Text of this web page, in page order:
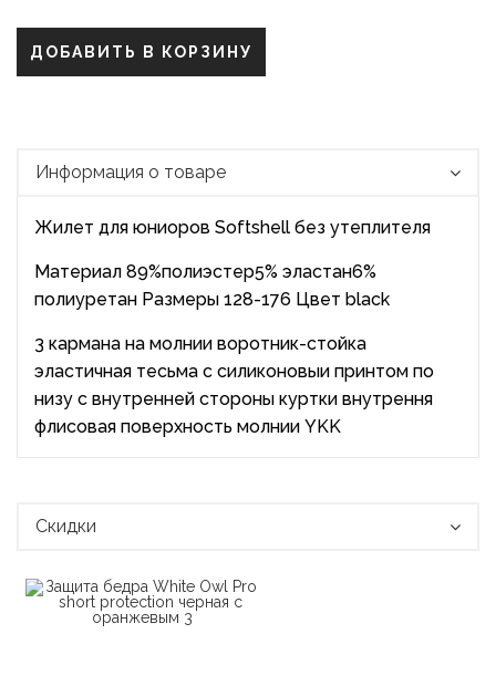
ДОБАВИТЬ В КОРЗИНУ
Информация о товаре
Жилет для юниоров Softshell без утеплителя
Материал 89%полиэстер5% эластан6%
полиуретан Размеры 128-176 Цвет black
3 кармана на молнии воротник-стойка
эластичная тесьма с силиконовыи принтом по
низу с внутренней стороны куртки внутрення
флисовая поверхность молнии YKK
Скидки